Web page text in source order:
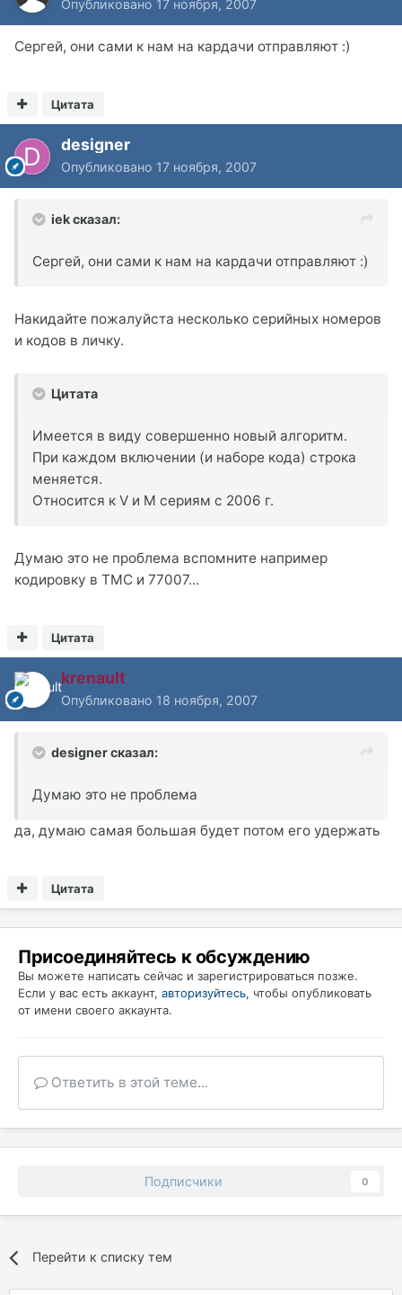
Опубликовано 17 ноября, 2007
Сергей, они сами к нам на кардачи отправляют :)
Цитата
designer
Опубликовано 17 ноября, 2007
iek сказал:
Сергей, они сами к нам на кардачи отправляют :)
Накидайте пожалуйста несколько серийных номеров
и кодов в личку.
Цитата
Имеется в виду совершенно новый алгоритм.
При каждом включении (и наборе кода) строка
меняется.
Относится к V и M сериям с 2006 г.
Думаю это не проблема вспомните например
кодировку в ТМС и 77007...
Цитата
krenault
Опубликовано 18 ноября, 2007
designer сказал:
Думаю это не проблема
да, думаю самая большая будет потом его удержать
Цитата
Присоединяйтесь к обсуждению
Вы можете написать сейчас и зарегистрироваться позже.
Если у вас есть аккаунт, авторизуйтесь, чтобы опубликовать
от имени своего аккаунта.
Ответить в этой теме...
Подписчики 0
Перейти к списку тем